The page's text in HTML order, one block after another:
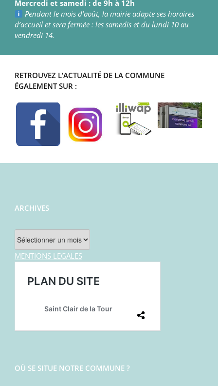
Mercredi et samedi : de 9h à 12h
Pendant le mois d’août, la mairie adapte ses horaires
d’accueil et sera fermée : les samedis et du lundi 10 au
vendredi 14.
RETROUVEZ L’ACTUALITÉ DE LA COMMUNE
ÉGALEMENT SUR :
ARCHIVES
Archives
MENTIONS LEGALES
OÙ SE SITUE NOTRE COMMUNE ?